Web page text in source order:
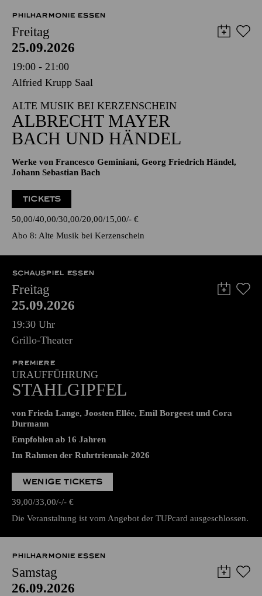
PHILHARMONIE ESSEN
Freitag
25.09.2026
19:00 - 21:00
Alfried Krupp Saal
ALTE MUSIK BEI KERZENSCHEIN
ALBRECHT MAYER
BACH UND HÄNDEL
Werke von Francesco Geminiani, Georg Friedrich Händel,
Johann Sebastian Bach
TICKETS
50,00 40,00 30,00 20,00 15,00 - €
Abo 8: Alte Musik bei Kerzenschein
SCHAUSPIEL ESSEN
Freitag
25.09.2026
19:30 Uhr
Grillo-Theater
PREMIERE
URAUFFÜHRUNG
STAHLGIPFEL
von Frieda Lange, Joosten Ellée, Emil Borgeest und Cora
Durmann
Empfohlen ab 16 Jahren
Im Rahmen der Ruhrtriennale 2026
WENIGE TICKETS
39,00 33,00 - - €
Die Veranstaltung ist vom Angebot der TUPcard ausgeschlossen.
PHILHARMONIE ESSEN
Samstag
26.09.2026